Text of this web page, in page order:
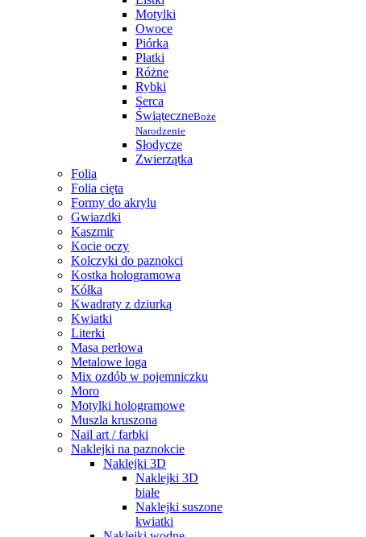
Motylki
Owoce
Piórka
Płatki
Różne
Rybki
Serca
ŚwiąteczneBoże
Narodzenie
Słodycze
Zwierzątka
Folia
Folia cięta
Formy do akrylu
Gwiazdki
Kaszmir
Kocie oczy
Kolczyki do paznokci
Kostka hologramowa
Kółka
Kwadraty z dziurką
Kwiatki
Literki
Masa perłowa
Metalowe loga
Mix ozdób w pojemniczku
Moro
Motylki hologramowe
Muszla kruszona
Nail art / farbki
Naklejki na paznokcie
Naklejki 3D
Naklejki 3D
białe
Naklejki suszone
kwiatki